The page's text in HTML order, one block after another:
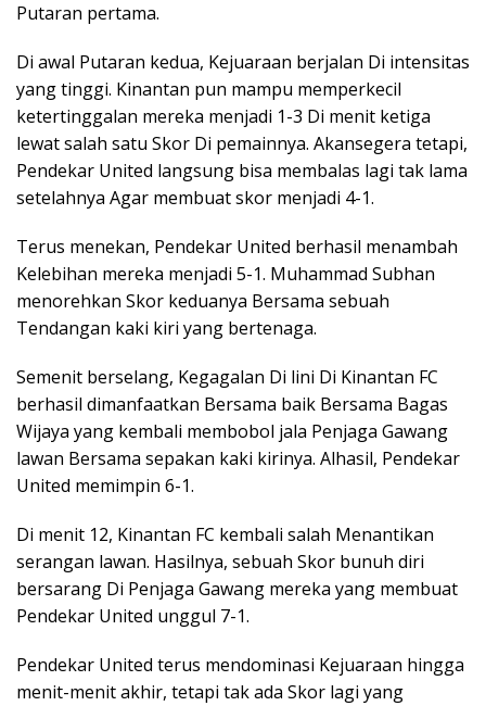
Putaran pertama.
Di awal Putaran kedua, Kejuaraan berjalan Di intensitas
yang tinggi. Kinantan pun mampu memperkecil
ketertinggalan mereka menjadi 1-3 Di menit ketiga
lewat salah satu Skor Di pemainnya. Akansegera tetapi,
Pendekar United langsung bisa membalas lagi tak lama
setelahnya Agar membuat skor menjadi 4-1.
Terus menekan, Pendekar United berhasil menambah
Kelebihan mereka menjadi 5-1. Muhammad Subhan
menorehkan Skor keduanya Bersama sebuah
Tendangan kaki kiri yang bertenaga.
Semenit berselang, Kegagalan Di lini Di Kinantan FC
berhasil dimanfaatkan Bersama baik Bersama Bagas
Wijaya yang kembali membobol jala Penjaga Gawang
lawan Bersama sepakan kaki kirinya. Alhasil, Pendekar
United memimpin 6-1.
Di menit 12, Kinantan FC kembali salah Menantikan
serangan lawan. Hasilnya, sebuah Skor bunuh diri
bersarang Di Penjaga Gawang mereka yang membuat
Pendekar United unggul 7-1.
Pendekar United terus mendominasi Kejuaraan hingga
menit-menit akhir, tetapi tak ada Skor lagi yang